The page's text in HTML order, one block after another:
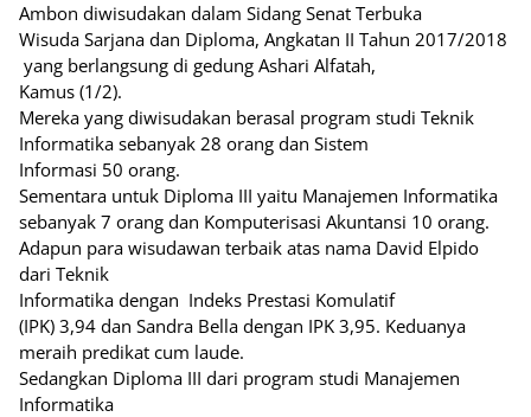
Ambon diwisudakan dalam Sidang Senat Terbuka
Wisuda Sarjana dan Diploma, Angkatan II Tahun 2017/2018
yang berlangsung di gedung Ashari Alfatah,
Kamus (1/2).
Mereka yang diwisudakan berasal program studi Teknik
Informatika sebanyak 28 orang dan Sistem
Informasi 50 orang.
Sementara untuk Diploma III yaitu Manajemen Informatika
sebanyak 7 orang dan Komputerisasi Akuntansi 10 orang.
Adapun para wisudawan terbaik atas nama David Elpido
dari Teknik
Informatika dengan Indeks Prestasi Komulatif
(IPK) 3,94 dan Sandra Bella dengan IPK 3,95. Keduanya
meraih predikat cum laude.
Sedangkan Diploma III dari program studi Manajemen
Informatika